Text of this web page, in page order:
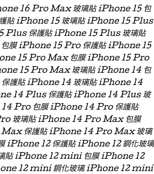
16 Pro Max 玻璃貼 iPhone 15 包
貼 iPhone 15 玻璃貼 iPhone 15 Plus
Plus 保護貼 iPhone 15 Plus 玻璃貼
膜 iPhone 15 Pro 保護貼 iPhone 15
15 Pro Max 包膜 iPhone 15 Pro
15 Pro Max 玻璃貼 iPhone 14 包
護貼 iPhone 14 玻璃貼 iPhone 14
14 Plus 保護貼 iPhone 14 Plus 玻
Pro 包膜 iPhone 14 Pro 保護貼
玻璃貼 iPhone 14 Pro Max 包膜
保護貼 iPhone 14 Pro Max 玻璃
iPhone 12 保護貼 iPhone 12 鋼化玻璃
貼 iPhone 12 mini 包膜 iPhone 12
12 mini 鋼化玻璃 iPhone 12 mini